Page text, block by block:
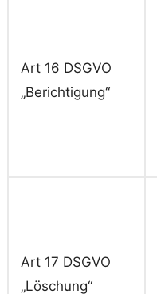
Art 16 DSGVO
„Berichtigung“
Art 17 DSGVO
„Löschung“